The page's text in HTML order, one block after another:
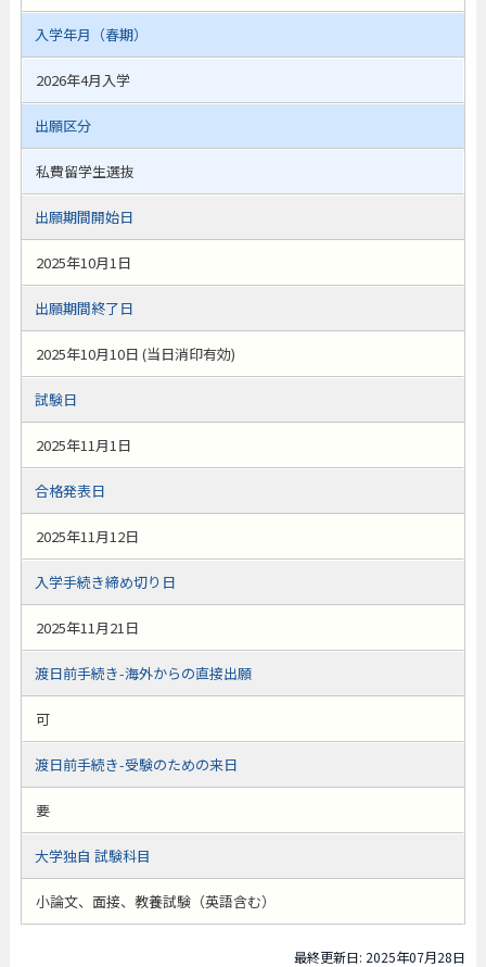
入学年月（春期）
2026年4月入学
出願区分
私費留学生選抜
出願期間開始日
2025年10月1日
出願期間終了日
2025年10月10日 (当日消印有効)
試験日
2025年11月1日
合格発表日
2025年11月12日
入学手続き締め切り日
2025年11月21日
渡日前手続き-海外からの直接出願
可
渡日前手続き-受験のための来日
要
大学独自 試験科目
小論文、面接、教養試験（英語含む）
最終更新日: 2025年07月28日